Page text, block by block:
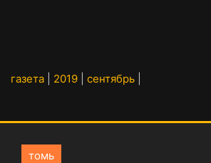
газета 2019 сентябрь
томь